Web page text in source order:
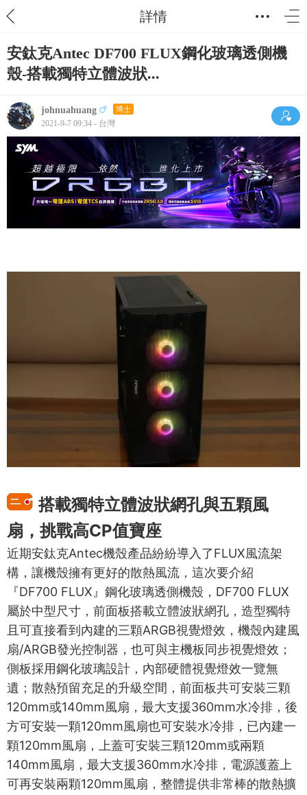
詳情
安鈦克Antec DF700 FLUX鋼化玻璃透側機
殼-搭載獨特立體波狀...
johnuahuang 博士
2021-9-7 09:34 - 台灣
搭載獨特立體波狀網孔與五顆風
扇，挑戰高CP值寶座
近期安鈦克Antec機殼產品紛紛導入了FLUX風流架
構，讓機殼擁有更好的散熱風流，這次要介紹
『DF700 FLUX』鋼化玻璃透側機殼，DF700 FLUX
屬於中型尺寸，前面板搭載立體波狀網孔，造型獨特
且可直接看到內建的三顆ARGB視覺燈效，機殼內建風
扇/ARGB發光控制器，也可與主機板同步視覺燈效；
側板採用鋼化玻璃設計，內部硬體視覺燈效一覽無
遺；散熱預留充足的升級空間，前面板共可安裝三顆
120mm或140mm風扇，最大支援360mm水冷排，後
方可安裝一顆120mm風扇也可安裝水冷排，已內建一
顆120mm風扇，上蓋可安裝三顆120mm或兩顆
140mm風扇，最大支援360mm水冷排，電源護蓋上
可再安裝兩顆120mm風扇，整體提供非常棒的散熱擴